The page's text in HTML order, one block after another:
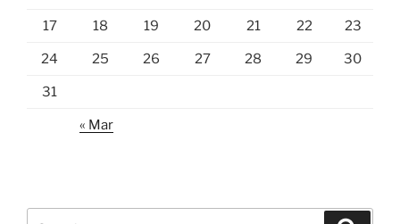
17 18 19 20 21 22 23
24 25 26 27 28 29 30
31
« Mar